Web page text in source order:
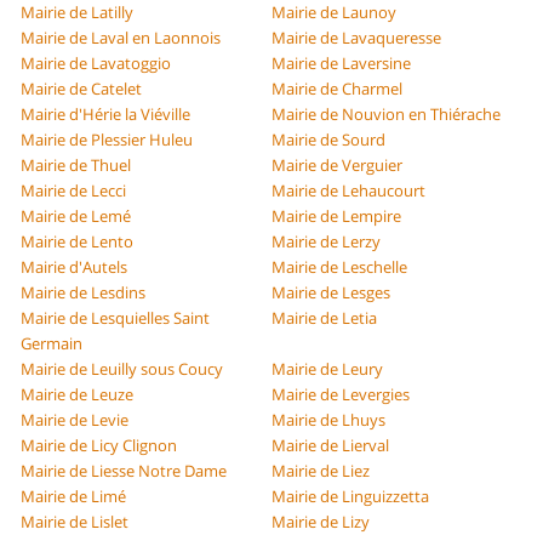
Mairie de Latilly
Mairie de Launoy
Mairie de Laval en Laonnois
Mairie de Lavaqueresse
Mairie de Lavatoggio
Mairie de Laversine
Mairie de Catelet
Mairie de Charmel
Mairie d'Hérie la Viéville
Mairie de Nouvion en Thiérache
Mairie de Plessier Huleu
Mairie de Sourd
Mairie de Thuel
Mairie de Verguier
Mairie de Lecci
Mairie de Lehaucourt
Mairie de Lemé
Mairie de Lempire
Mairie de Lento
Mairie de Lerzy
Mairie d'Autels
Mairie de Leschelle
Mairie de Lesdins
Mairie de Lesges
Mairie de Lesquielles Saint
Germain
Mairie de Letia
Mairie de Leuilly sous Coucy
Mairie de Leury
Mairie de Leuze
Mairie de Levergies
Mairie de Levie
Mairie de Lhuys
Mairie de Licy Clignon
Mairie de Lierval
Mairie de Liesse Notre Dame
Mairie de Liez
Mairie de Limé
Mairie de Linguizzetta
Mairie de Lislet
Mairie de Lizy